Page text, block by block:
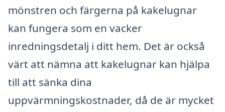
mönstren och färgerna på kakelugnar
kan fungera som en vacker
inredningsdetalj i ditt hem. Det är också
värt att nämna att kakelugnar kan hjälpa
till att sänka dina
uppvärmningskostnader, då de är mycket